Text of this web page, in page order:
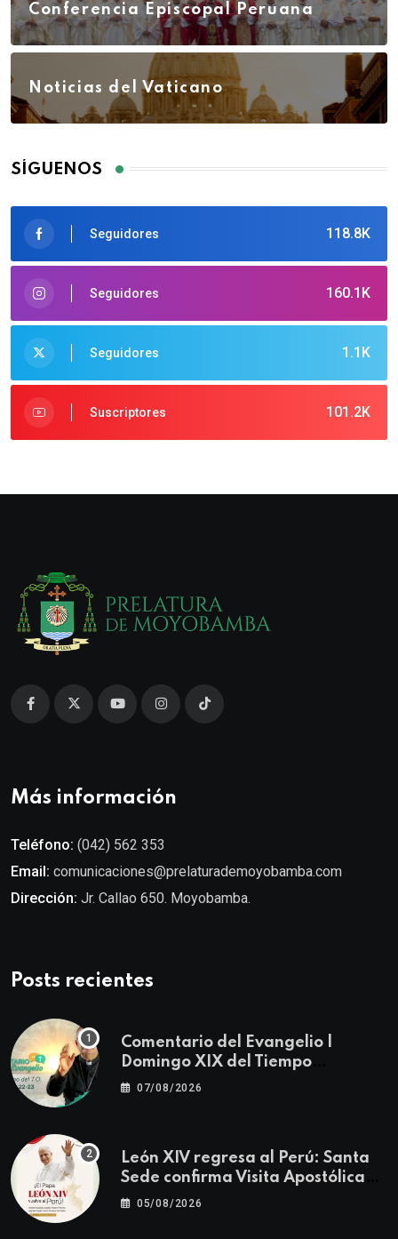
Conferencia Episcopal Peruana
Noticias del Vaticano
SÍGUENOS
118.8K
Seguidores
160.1K
Seguidores
1.1K
Seguidores
101.2K
Suscriptores
Más información
Teléfono: (042) 562 353
Email: comunicaciones@prelaturademoyobamba.com
Dirección: Jr. Callao 650. Moyobamba.
Posts recientes
Comentario del Evangelio |
Domingo XIX del Tiempo
Ordinario | Mateo 14, 22-23
07/08/2026
León XIV regresa al Perú: Santa
Sede confirma Visita Apostólica
del 11 al 17 de noviembre
05/08/2026